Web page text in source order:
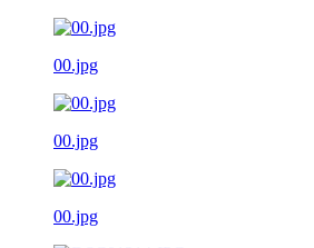
00.jpg
00.jpg
00.jpg